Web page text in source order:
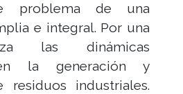
problema de una
e integral. Por una
las dinámicas
la generación y
residuos industriales.